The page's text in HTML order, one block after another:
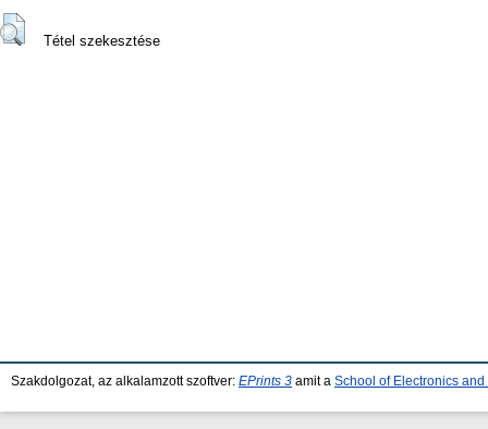
Tétel szekesztése
Szakdolgozat, az alkalamzott szoftver: EPrints 3 amit a School of Electronics